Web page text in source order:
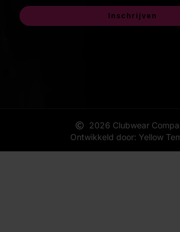
2026 Clubwear
Ontwikkeld door: Yellow